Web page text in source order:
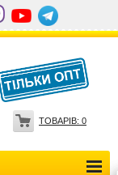
ТОВАРІВ: 0